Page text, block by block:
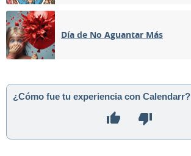
Día de No Aguantar Más
¿Cómo fue tu experiencia con Calendarr?